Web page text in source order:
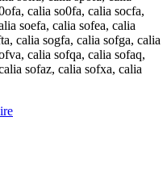
calia so0fa, calia socfa,
soefa, calia sofea, calia
calia sogfa, calia sofga, calia
calia sofqa, calia sofaq,
sofaz, calia sofxa, calia